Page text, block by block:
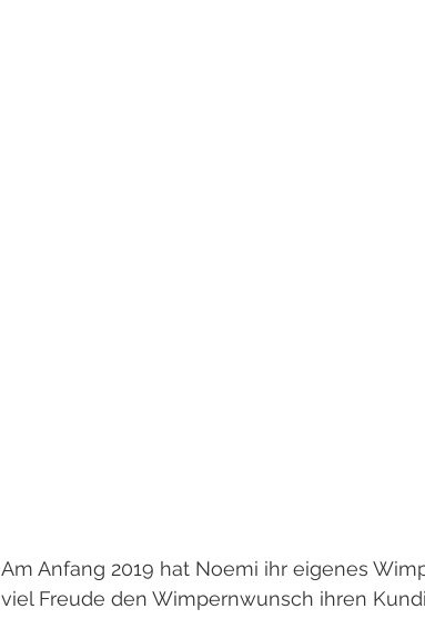
Am Anfang 2019 hat Noemi ihr eigenes
viel Freude den Wimpernwunsch ihren